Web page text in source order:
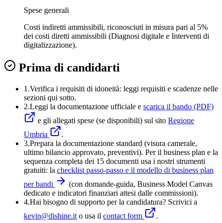
Spese generali
Costi indiretti ammissibili, riconosciuti in misura pari al 5%
dei costi diretti ammissibili (Diagnosi digitale e Interventi di
digitalizzazione).
Prima di candidarti
1.Verifica i requisiti di idoneità: leggi requisiti e scadenze nelle
sezioni qui sotto.
2.Leggi la documentazione ufficiale e scarica il bando (PDF)
e gli allegati spese (se disponibili) sul sito Regione
Umbria
.
3.Prepara la documentazione standard (visura camerale,
ultimo bilancio approvato, preventivi). Per il business plan e la
sequenza completa dei 15 documenti usa i nostri strumenti
gratuiti: la checklist passo-passo e il modello di business plan
per bandi
(con domande-guida, Business Model Canvas
dedicato e indicatori finanziari attesi dalle commissioni).
4.Hai bisogno di supporto per la candidatura? Scrivici a
kevin@dishine.it o usa il contact form
.